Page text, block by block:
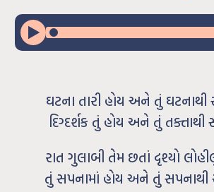
ઘટના તારી હોય અને તું
દિગ્દર્શક તું હોય અને તું
રાત ગુલાબી તેમ છતાં દૃશ્યો
તું સપનામાં હોય અને તું